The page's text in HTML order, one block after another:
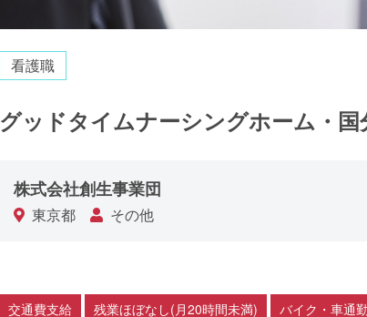
看護職
グッドタイムナーシングホーム・
株式会社創生事業団
東京都 その他
交通費支給 残業ほぼなし(月20時間未満)
バイク・車通